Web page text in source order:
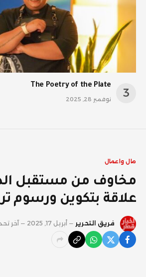
The Poetry of the Plate
نوفمبر 28, 2025
مال واعمال
مخاوف من مستقبل
علاقة بتكوين ورسوم
فريق التحرير أبريل 17, 2025 آخر